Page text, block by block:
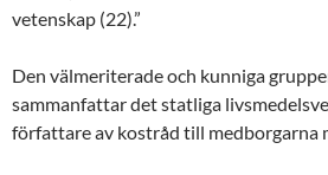
vetenskap (22).”
Den välmeriterade och kunniga
sammanfattar det statliga
författare av kostråd till medborgarna